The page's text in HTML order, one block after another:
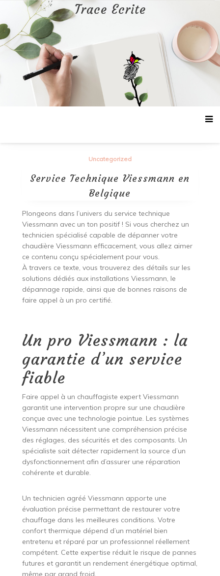
contenu
Trace Ecrite
Uncategorized
Service Technique Viessmann en
Belgique
Plongeons dans l’univers du service technique
Viessmann avec un ton positif ! Si vous cherchez un
technicien spécialisé capable de dépanner votre
chaudière Viessmann efficacement, vous allez aimer
ce contenu conçu spécialement pour vous.
À travers ce texte, vous trouverez des détails sur les
solutions dédiés aux installations Viessmann, le
dépannage rapide, ainsi que de bonnes raisons de
faire appel à un pro certifié.
Un pro Viessmann : la
garantie d’un service
fiable
Faire appel à un chauffagiste expert Viessmann
garantit une intervention propre sur une chaudière
conçue avec une technologie pointue. Les systèmes
Viessmann nécessitent une compréhension précise
des réglages, des sécurités et des composants. Un
spécialiste sait détecter rapidement la source d’un
dysfonctionnement afin d’assurer une réparation
cohérente et durable.
Un technicien agréé Viessmann apporte une
évaluation précise permettant de restaurer votre
chauffage dans les meilleures conditions. Votre
confort thermique dépend d’un matériel bien
entretenu et réparé par un professionnel réellement
compétent. Cette expertise réduit le risque de pannes
futures et garantit un rendement énergétique optimal,
même par grand froid.